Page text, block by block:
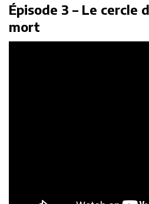
Épisode 3 – Le cercle
mort